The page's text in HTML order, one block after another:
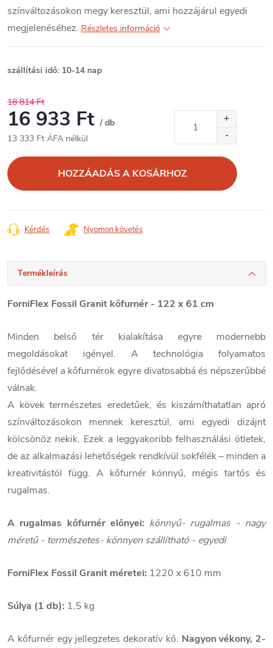
színváltozásokon megy keresztül, ami hozzájárul egyedi
megjelenéséhez. Részletes információ
szállítási idő: 10-14 nap
18 814 Ft
16 933 Ft / db
13 333 Ft ÁFA nélkül
HOZZÁADÁS A KOSÁRHOZ
Kérdés Nyomon követés
Termékleírás
ForniFlex Fossil Granit kőfurnér - 122 x 61 cm
Minden belső tér kialakítása egyre modernebb
megoldásokat igényel. A technológia folyamatos
fejlődésével a kőfurnérok egyre divatosabbá és népszerűbbé
válnak.
A kövek természetes eredetűek, és kiszámíthatatlan apró
színváltozásokon mennek keresztül, ami egyedi dizájnt
kölcsönöz nekik. Ezek a leggyakoribb felhasználási ötletek,
de az alkalmazási lehetőségek rendkívül sokfélék – minden a
kreativitástól függ. A kőfurnér könnyű, mégis tartós és
rugalmas.
A rugalmas kőfurnér előnyei: könnyű- rugalmas - nagy
méretű - természetes- könnyen szállítható - egyedi
ForniFlex Fossil Granit méretei: 1220 x 610 mm
Súlya (1 db): 1,5 kg
A kőfurnér egy jellegzetes dekoratív kő. Nagyon vékony, 2-